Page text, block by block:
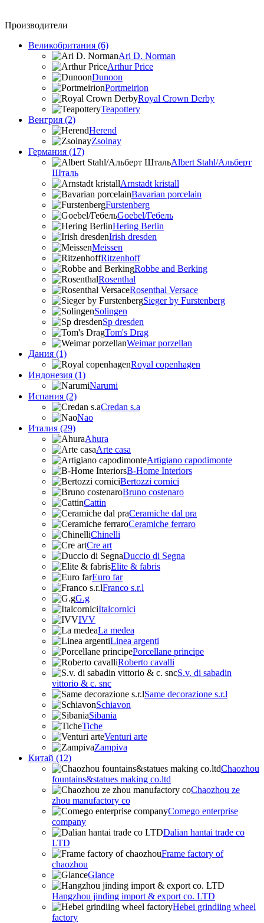
Производители
Великобритания (6)
Ari D. Norman
Arthur Price
Dunoon
Portmeirion
Royal Crown Derby
Teapottery
Венгрия (2)
Herend
Zsolnay
Германия (17)
Albert Stahl/Альбеpт
Шталь
Arnstadt kristall
Bavarian porcelain
Furstenberg
Goebel/Гебель
Hering Berlin
Irish dresden
Meissen
Ritzenhoff
Robbe and Berking
Rosenthal
Rosenthal Versace
Sieger by Furstenberg
Solingen
Sp dresden
Tom's Drag
Weimar porzellan
Дания (1)
Royal copenhagen
Индонезия (1)
Narumi
Испания (2)
Credan s.a
Nao
Италия (29)
Ahura
Arte casa
Artigiano capodimonte
B-Home Interiors
Bertozzi cornici
Bruno costenaro
Cattin
Ceramiche dal pra
Ceramiche ferraro
Chinelli
Cre art
Duccio di Segna
Elite & fabris
Euro far
Franco s.r.l
G.g
Italcornici
IVV
La medea
Linea argenti
Porcellane principe
Roberto cavalli
S.v. di sabadin
vittorio & c. snc
Same decorazione s.r.l
Schiavon
Sibania
Tiche
Venturi arte
Zampiva
Китай (12)
Chaozhou
fountains&statues making co.ltd
Chaozhou ze
zhou manufactory co
Comego enterprise
company
Dalian hantai trade co
LTD
Frame factory of
chaozhou
Glance
Hangzhou jinding import & export co. LTD
Hebei grindiing wheel
factory